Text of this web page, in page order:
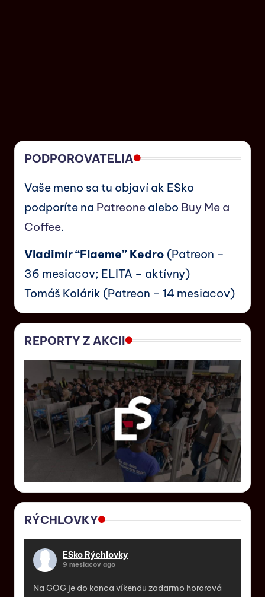
PODPOROVATELIA
Vaše meno sa tu objaví ak ESko
podporíte na Patreone alebo Buy Me a
Coffee.
Vladimír “Flaeme” Kedro (Patreon –
36 mesiacov; ELITA – aktívny)
Tomáš Kolárik (Patreon – 14 mesiacov)
REPORTY Z AKCII
RÝCHLOVKY
ESko Rýchlovky
9 mesiacov ago
Na GOG je do konca víkendu zadarmo hororová